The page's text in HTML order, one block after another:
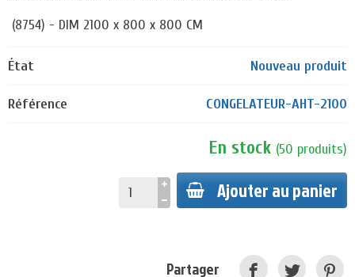
(8754) - DIM 2100 x 800 x 800 CM
État Nouveau produit
Référence CONGELATEUR-AHT-2100
En stock (50 produits)
Ajouter au panier
Partager